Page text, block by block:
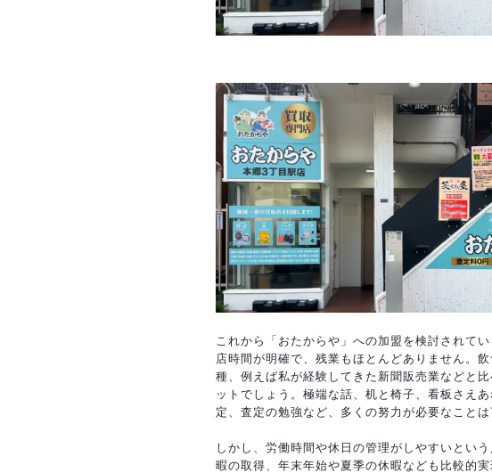
これから「おたからや」への加盟を検討されて
店時間が明確で、残業もほとんどありません。
種、例えば私が経験してきた新聞販売業などと
ットでしょう。極端な話、机と椅子、看板さえ
定、査定の勉強など、多くの努力が必要なことは
しかし、労働時間や休日の管理がしやすいとい
暇の取得、年末年始や夏季の休暇なども比較的